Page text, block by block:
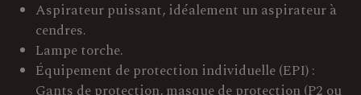
Aspirateur puissant, idéalement un aspirateur à
cendres.
Lampe torche.
Équipement de protection individuelle (EPI) :